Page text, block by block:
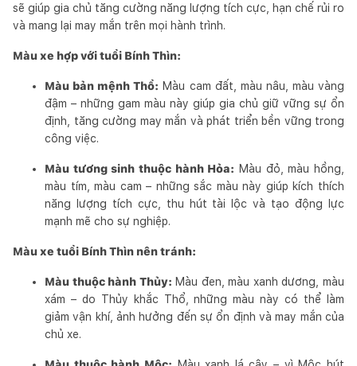
sẽ giúp gia chủ tăng cường năng lượng tích cực, hạn chế rủi ro
và mang lại may mắn trên mọi hành trình.
Màu xe hợp với tuổi Bính Thìn:
Màu bản mệnh Thổ: Màu cam đất, màu nâu, màu vàng
đậm – những gam màu này giúp gia chủ giữ vững sự ổn
định, tăng cường may mắn và phát triển bền vững trong
công việc.
Màu tương sinh thuộc hành Hỏa: Màu đỏ, màu hồng,
màu tím, màu cam – những sắc màu này giúp kích thích
năng lượng tích cực, thu hút tài lộc và tạo động lực
mạnh mẽ cho sự nghiệp.
Màu xe tuổi Bính Thìn nên tránh:
Màu thuộc hành Thủy: Màu đen, màu xanh dương, màu
xám – do Thủy khắc Thổ, những màu này có thể làm
giảm vận khí, ảnh hưởng đến sự ổn định và may mắn của
chủ xe.